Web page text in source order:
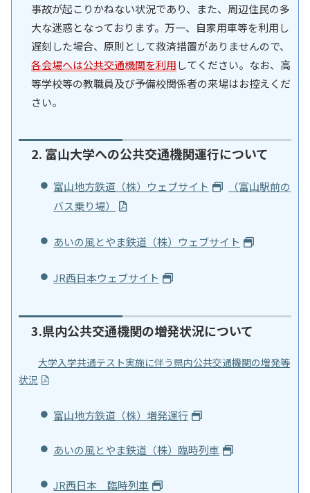
事故が起こりかねない状況であり、また、周辺住民の多
大な迷惑となっております。万一、自家用車等を利用し
遅刻した場合、原則として救済措置がありませんので、
各会場へは公共交通機関を利用してください。なお、高
等学校等の教職員及び予備校関係者の来場はお控えくだ
さい。
2. 富山大学への公共交通機関運行について
富山地方鉄道（株）ウェブサイト
（富山駅前の
バス乗り場）
あいの風とやま鉄道（株）ウェブサイト
JR西日本ウェブサイト
3.県内公共交通機関の増発状況について
大学入学共通テスト実施に伴う県内公共交通機関の増発等
状況
富山地方鉄道（株）増発運行
あいの風とやま鉄道（株）臨時列車
JR西日本 臨時列車